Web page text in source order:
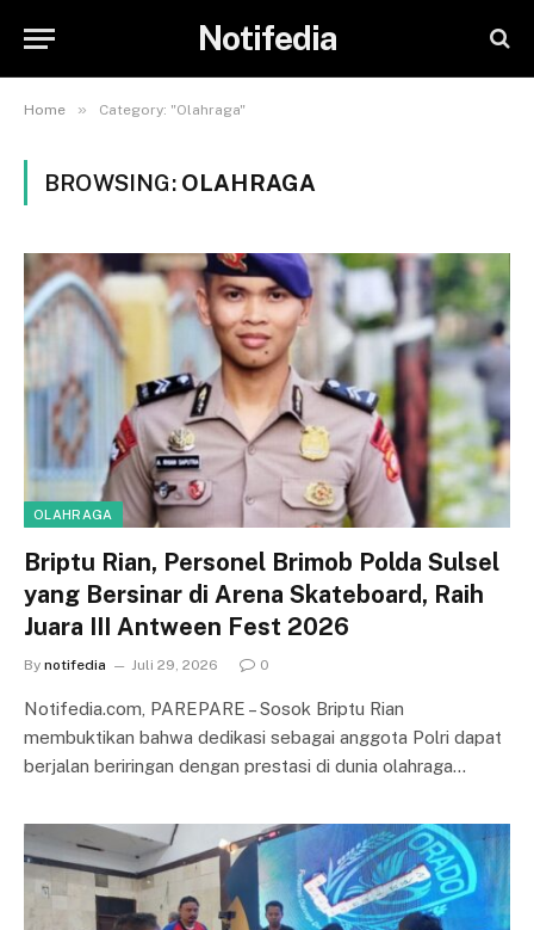
Notifedia
Home » Category: "Olahraga"
BROWSING: OLAHRAGA
OLAHRAGA
Briptu Rian, Personel Brimob Polda Sulsel
yang Bersinar di Arena Skateboard, Raih
Juara III Antween Fest 2026
By notifedia Juli 29, 2026 0
Notifedia.com, PAREPARE – Sosok Briptu Rian
membuktikan bahwa dedikasi sebagai anggota Polri dapat
berjalan beriringan dengan prestasi di dunia olahraga…